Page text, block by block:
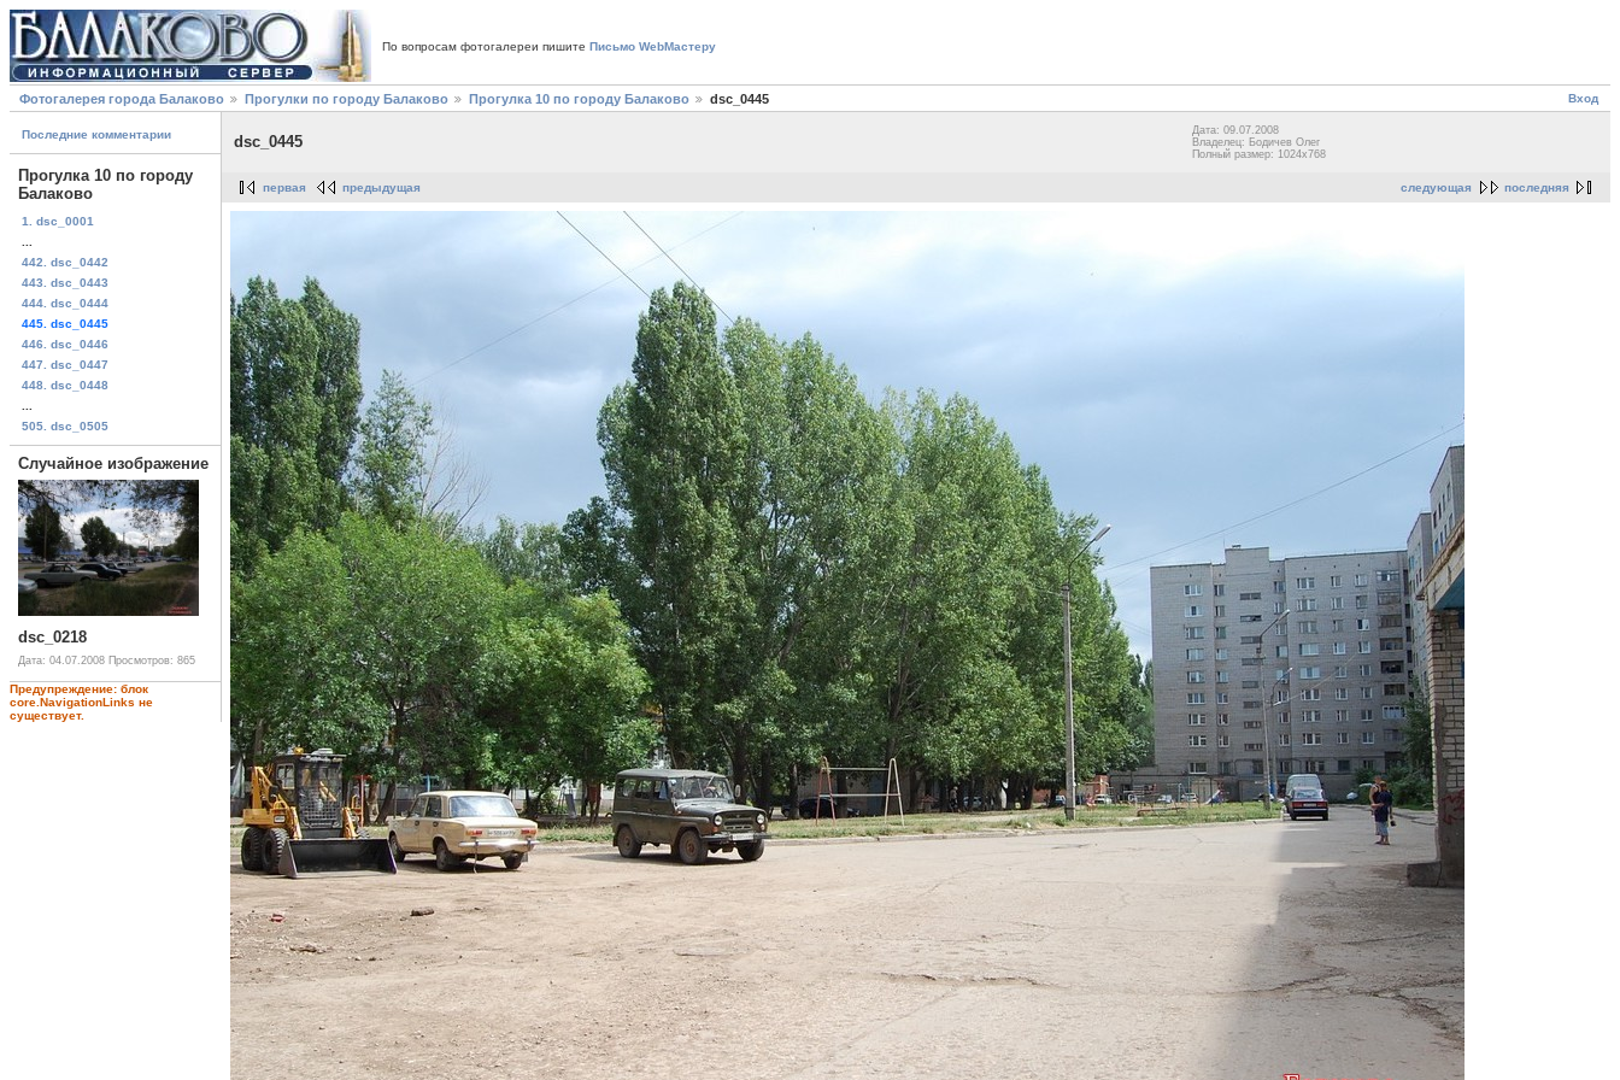
По вопросам фотогалереи пишите Письмо WebМастеру
Вход
Фотогалерея города Балаково Прогулки по городу Балаково Прогулка 10 по городу Балаково dsc_0445
Последние комментарии
Прогулка 10 по городу
Балаково
1. dsc_0001
442. dsc_0442
443. dsc_0443
444. dsc_0444
445. dsc_0445
446. dsc_0446
447. dsc_0447
448. dsc_0448
505. dsc_0505
Случайное изображение
dsc_0218
Дата: 04.07.2008 Просмотров: 865
Предупреждение: блок
core.NavigationLinks не
существует.
dsc_0445
Дата: 09.07.2008
Владелец: Бодичев Олег
Полный размер: 1024x768
следующая последняя
первая предыдущая